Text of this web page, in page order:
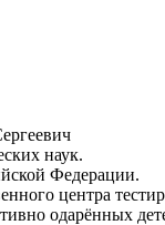
наук.
Федерации.
центра
одарённых